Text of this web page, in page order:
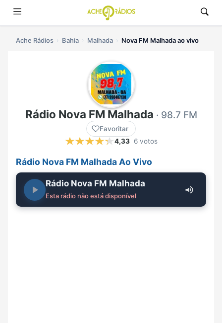
Ache Rádios Bahia Malhada Nova FM Malhada ao vivo
Rádio Nova FM Malhada · 98.7 FM
Favoritar
4,33 6 votos
Rádio Nova FM Malhada Ao Vivo
Rádio Nova FM Malhada
Esta rádio não está disponível